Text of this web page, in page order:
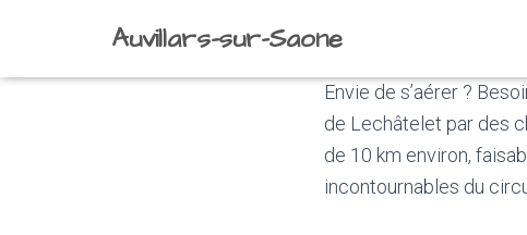
Auvillars-sur-Saone
Envie de s’aérer ?
de Lechâtelet par des
de 10 km environ,
incontournables du